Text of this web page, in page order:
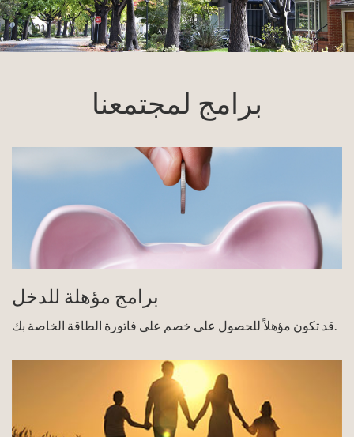
برامج لمجتمعنا
برامج مؤهلة للدخل
قد تكون مؤهلاً للحصول على خصم على فاتورة الطاقة الخاصة بك.